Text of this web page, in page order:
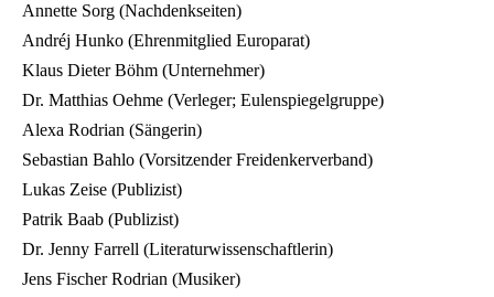
Annette Sorg (Nachdenkseiten)
Andréj Hunko (Ehrenmitglied Europarat)
Klaus Dieter Böhm (Unternehmer)
Dr. Matthias Oehme (Verleger; Eulenspiegelgruppe)
Alexa Rodrian (Sängerin)
Sebastian Bahlo (Vorsitzender Freidenkerverband)
Lukas Zeise (Publizist)
Patrik Baab (Publizist)
Dr. Jenny Farrell (Literaturwissenschaftlerin)
Jens Fischer Rodrian (Musiker)